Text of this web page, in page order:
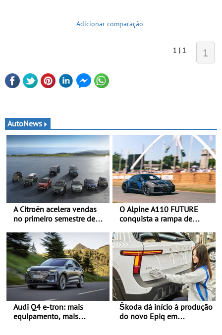
Adicionar comparação
1 | 1 1
AutoNews
A Citroën acelera vendas
no primeiro semestre de
renovada, uma dinâmica
confirmada
O Alpine A110 FUTURE
conquista a rampa de
dinâmica a nível mundial -
O protótipo de
desenvolvimento do Alpine
A110 FUTURE fez a sua
estreia dinâmica, em
público
Audi Q4 e-tron: mais
equipamento, mais
Škoda dá início à produção
do novo Epiq em